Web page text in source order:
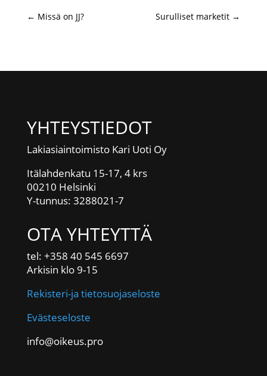
← Missä on JJ? Surulliset marketit →
YHTEYSTIEDOT
Lakiasiaintoimisto Kari Uoti Oy
Itälahdenkatu 15-17, 4 krs
00210 Helsinki
Y-tunnus: 3288021-7
OTA YHTEYTTÄ
tel: +358 40 545 6697
Arkisin klo 9-15
Rekisteri-ja tietosuojaseloste
Evästeseloste
info@oikeus.pro